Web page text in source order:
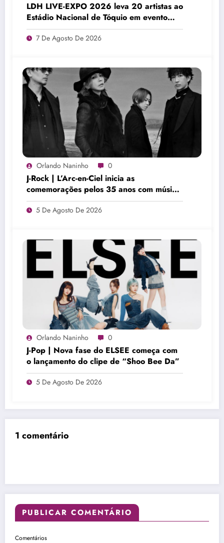
LDH LIVE-EXPO 2026 leva 20 artistas ao
Estádio Nacional de Tóquio em evento
histórico
7 De Agosto De 2026
Orlando Naninho 0
J-Rock | L’Arc-en-Ciel inicia as
comemorações pelos 35 anos com música
inédita
5 De Agosto De 2026
Orlando Naninho 0
J-Pop | Nova fase do ELSEE começa com
o lançamento do clipe de “Shoo Bee Da”
5 De Agosto De 2026
1 comentário
PUBLICAR COMENTÁRIO
Comentários